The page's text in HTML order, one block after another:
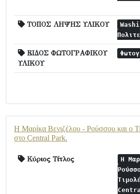
ΤΟΠΟΣ ΛΗΨΗΣ ΥΛΙΚΟΥ
ΕΙΔΟΣ ΦΩΤΟΓΡΑΦΙΚΟΥ
ΥΛΙΚΟΥ
Η Μαρίκα Βενιζέλου - Ρούσσου και ο
στο Central Park.
Κύριος Τίτλος
Η